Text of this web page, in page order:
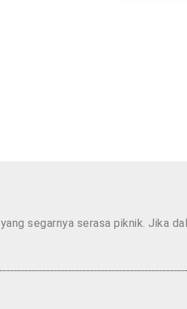
yang segarnya serasa piknik. Jika